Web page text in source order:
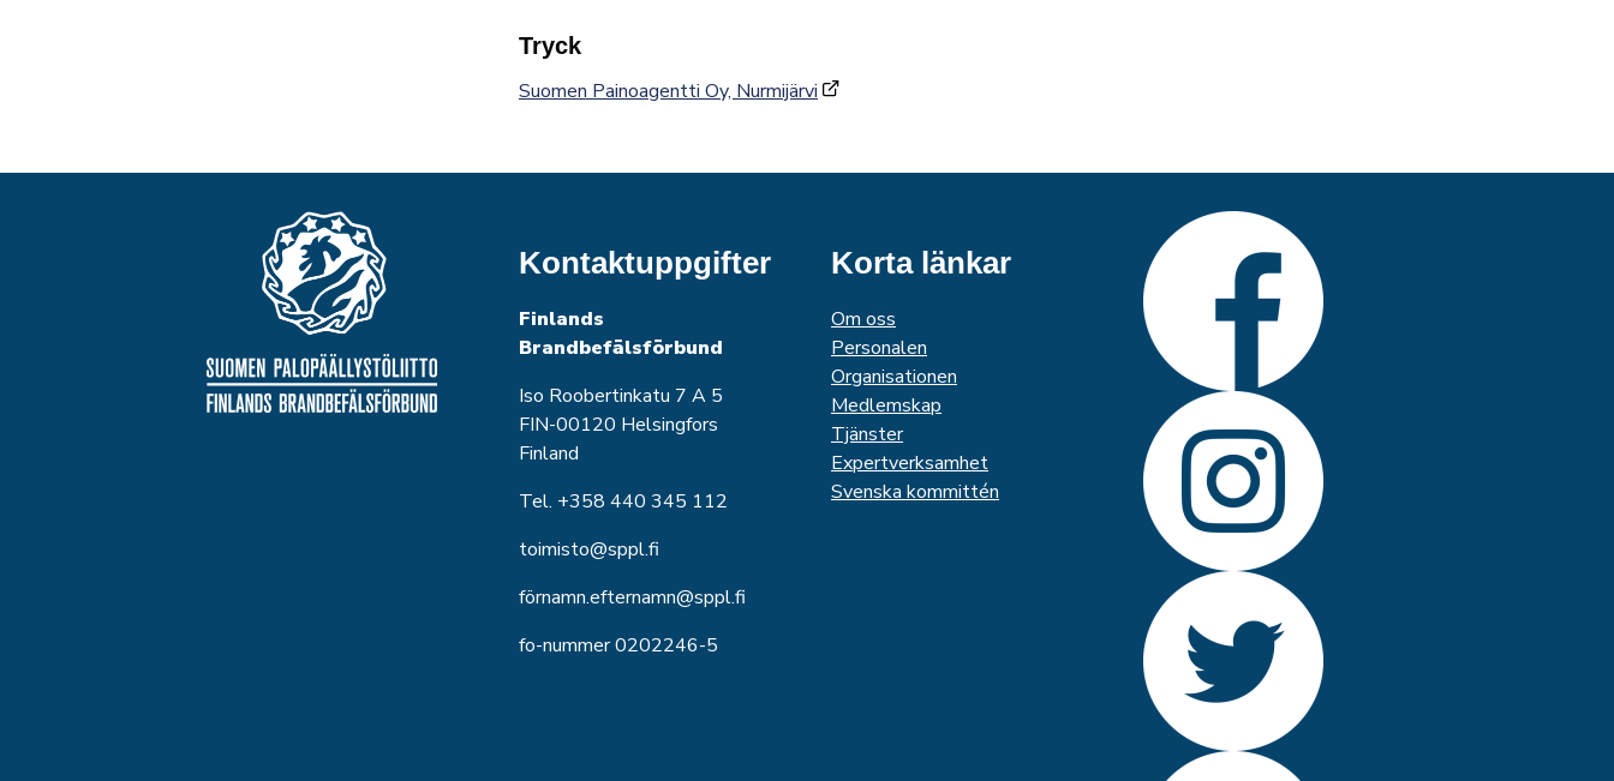
Tryck
Suomen Painoagentti Oy, Nurmijärvi
Kontaktuppgifter
Finlands
Brandbefälsförbund
Iso Roobertinkatu 7 A 5
FIN-00120 Helsingfors
Finland
Tel. +358 440 345 112
toimisto@sppl.fi
förnamn.efternamn@sppl.fi
fo-nummer 0202246-5
Korta länkar
Om oss
Personalen
Organisationen
Medlemskap
Tjänster
Expertverksamhet
Svenska kommittén